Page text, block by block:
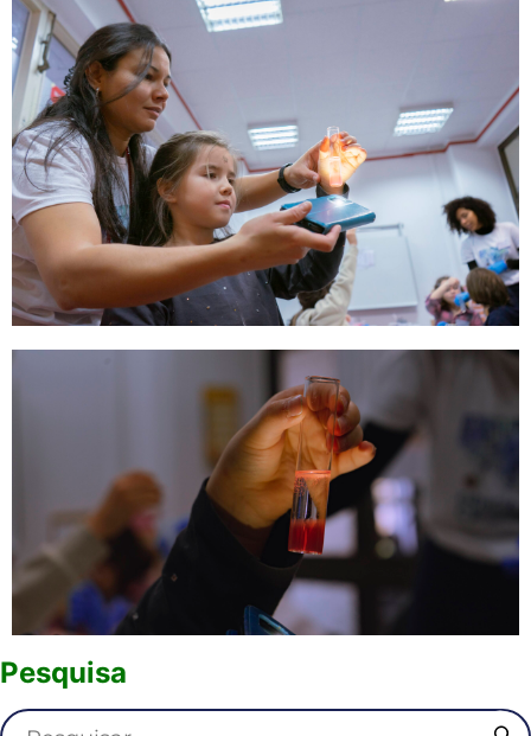
Pesquisa